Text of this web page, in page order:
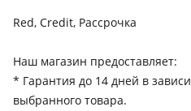
рестайлинг, 2012 - 2016 3
Toyota Highlander
2001 - 2003 1 поколение (U2),
Red, Credit, Рассрочка
Наш магазин предоставляет:
* Гарантия до 14 дней в
выбранного товара.